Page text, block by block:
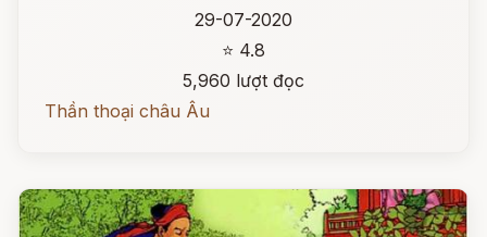
29-07-2020
⭐ 4.8
5,960 lượt đọc
Thần thoại châu Âu